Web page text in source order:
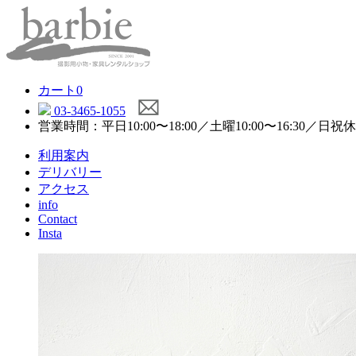
カート 0
03-3465-1055
営業時間：平日10:00〜18:00／土曜10:00〜16:30／日祝
利用案内
デリバリー
アクセス
info
Contact
Insta